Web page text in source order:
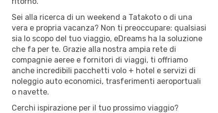
Sei alla ricerca di un weekend a Tatakoto o di una
vera e propria vacanza? Non ti preoccupare: qualsiasi
sia lo scopo del tuo viaggio, eDreams ha la soluzione
che fa per te. Grazie alla nostra ampia rete di
compagnie aeree e fornitori di viaggi, ti offriamo
anche incredibili pacchetti volo + hotel e servizi di
noleggio auto economici, trasferimenti aeroportuali
o navette.
Cerchi ispirazione per il tuo prossimo viaggio?